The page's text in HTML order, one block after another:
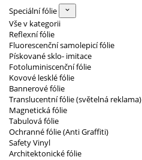
Speciální fólie
Vše v kategorii
Reflexní fólie
Fluorescenční samolepicí fólie
Pískované sklo- imitace
Fotoluminiscenční fólie
Kovové lesklé fólie
Bannerové fólie
Translucentní fólie (světelná reklama)
Magnetická fólie
Tabulová fólie
Ochranné fólie (Anti Graffiti)
Safety Vinyl
Architektonické fólie